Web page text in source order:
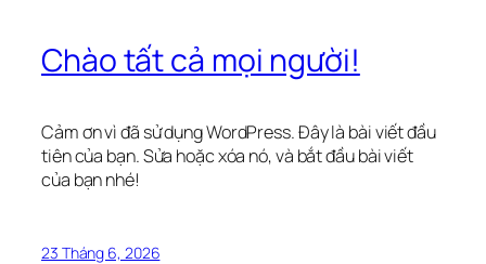
Chào tất cả mọi người!
Cảm ơn vì đã sử dụng WordPress. Đây là bài viết đầu
tiên của bạn. Sửa hoặc xóa nó, và bắt đầu bài viết
của bạn nhé!
23 Tháng 6, 2026